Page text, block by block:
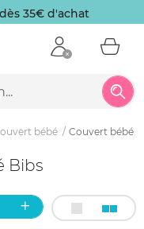
dès 35€ d'achat
bébé Couvert bébé
Bibs